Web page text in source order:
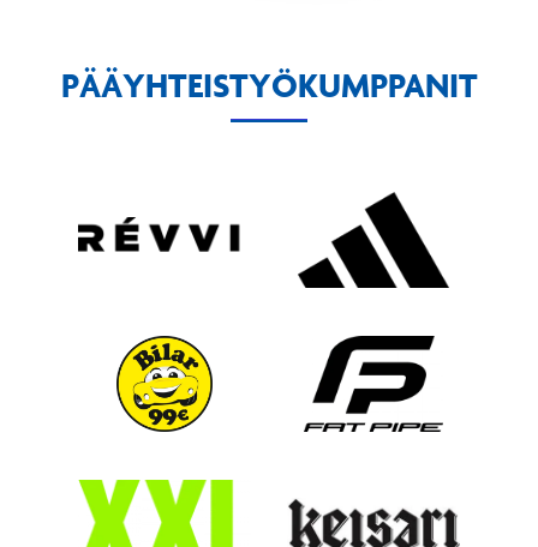
PÄÄYHTEISTYÖKUMPPANIT